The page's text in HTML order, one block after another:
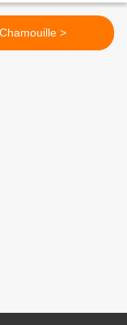
Chamouille >